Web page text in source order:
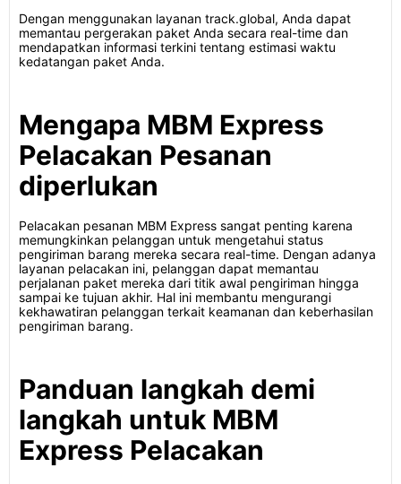
Dengan menggunakan layanan track.global, Anda dapat
memantau pergerakan paket Anda secara real-time dan
mendapatkan informasi terkini tentang estimasi waktu
kedatangan paket Anda.
Mengapa MBM Express
Pelacakan Pesanan
diperlukan
Pelacakan pesanan MBM Express sangat penting karena
memungkinkan pelanggan untuk mengetahui status
pengiriman barang mereka secara real-time. Dengan adanya
layanan pelacakan ini, pelanggan dapat memantau
perjalanan paket mereka dari titik awal pengiriman hingga
sampai ke tujuan akhir. Hal ini membantu mengurangi
kekhawatiran pelanggan terkait keamanan dan keberhasilan
pengiriman barang.
Panduan langkah demi
langkah untuk MBM
Express Pelacakan